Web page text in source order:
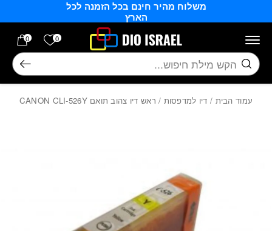
משלוח מהיר חינם בכל הזמנה לכל
הארץ
0 הרשימה
0
חיפוש
עמוד הבית / דיו למדפסות / ראש דיו צהוב תואם CANON CLI-526Y